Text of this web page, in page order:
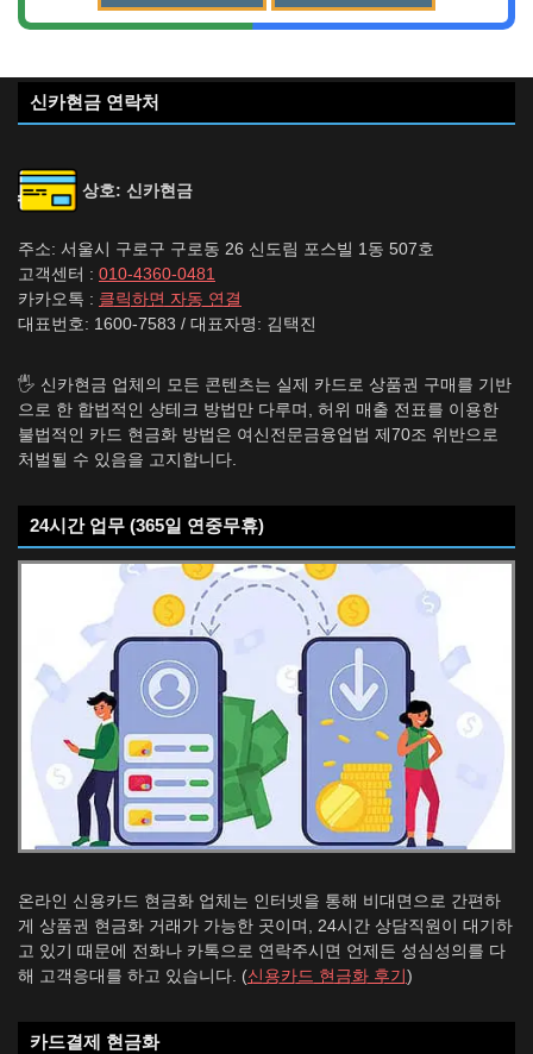
신카현금 연락처
상호: 신카현금
주소: 서울시 구로구 구로동 26 신도림 포스빌 1동 507호
고객센터 : 010-4360-0481
카카오톡 : 클릭하면 자동 연결
대표번호: 1600-7583 / 대표자명: 김택진
🖐️ 신카현금 업체의 모든 콘텐츠는 실제 카드로 상품권 구매를 기반
으로 한 합법적인 상테크 방법만 다루며, 허위 매출 전표를 이용한
불법적인 카드 현금화 방법은 여신전문금융업법 제70조 위반으로
처벌될 수 있음을 고지합니다.
24시간 업무 (365일 연중무휴)
온라인 신용카드 현금화 업체는 인터넷을 통해 비대면으로 간편하
게 상품권 현금화 거래가 가능한 곳이며, 24시간 상담직원이 대기하
고 있기 때문에 전화나 카톡으로 연락주시면 언제든 성심성의를 다
해 고객응대를 하고 있습니다. (신용카드 현금화 후기 )
카드결제 현금화